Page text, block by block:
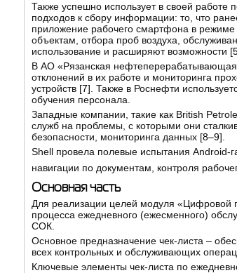
Также успешно использует в своей
подходов к сбору информации: то, что
приложение рабочего смартфона в
объектам, отбора проб воздуха,
использование и расширяют возможности [
В АО «Рязанская нефтеперерабатывающая
отклонений в их работе и мониторинга
устройств [7]. Также в Роснефти
обучения персонала.
Западные компании, такие как British
служб на проблемы, с которыми они
безопасности, мониторинга данных [8–9].
Shell провела полевые испытания Android-
навигации по документам, контроля
Основная часть
Для реализации целей модуля «Цифровой
процесса ежедневного (ежесменного)
СОК.
Основное предназначение чек-листа –
всех контрольных и обслуживающих
Ключевые элементы чек-листа по